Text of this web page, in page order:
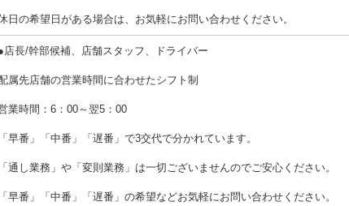
も十分の秋コスグループでぜひ働いてみませんか？
日の希望日がある場合は、お気軽にお問い合わせください。
店長/幹部候補、店舗スタッフ、ドライバー
属先店舗の営業時間に合わせたシフト制
業時間：6：00～翌5：00
「早番」「中番」「遅番」で3交代で分かれています。
「通し業務」や「変則業務」は一切ございませんのでご安心ください。
「早番」「中番」「遅番」の希望などお気軽にお問い合わせください。